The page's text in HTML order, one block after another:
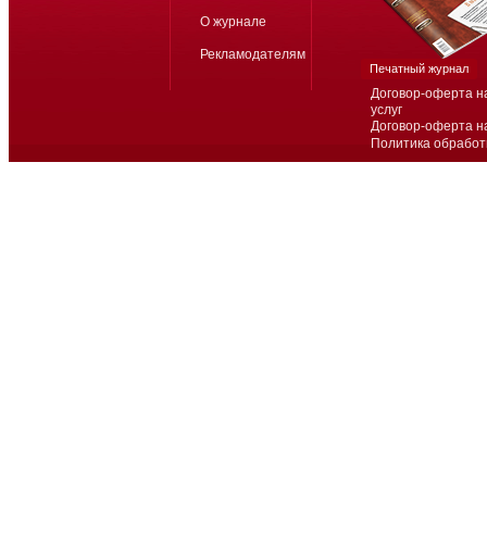
Договор-оферта
услуг
Договор-оферта
Политика
О журнале
Рекламодателям
Печатный журнал